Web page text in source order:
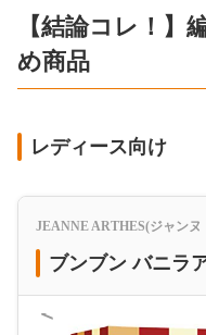
【結論コレ！】
め商品
レディース向け
JEANNE ARTHES(ジャンヌ
ブンブン バニラ
＜